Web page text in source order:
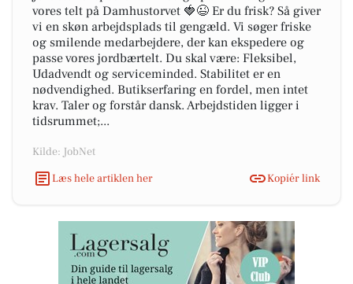
vores telt på Damhustorvet 🍓😉 Er du frisk? Så giver
vi en skøn arbejdsplads til gengæld. Vi søger friske
og smilende medarbejdere, der kan ekspedere og
passe vores jordbærtelt. Du skal være: Fleksibel,
Udadvendt og serviceminded. Stabilitet er en
nødvendighed. Butikserfaring en fordel, men intet
krav. Taler og forstår dansk. Arbejdstiden ligger i
tidsrummet;...
Kilde: JobNet
Læs hele artiklen her
Kopiér link